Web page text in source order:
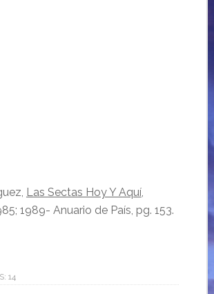
Las Sectas Hoy Y Aquí,
1989- Anuario de País, pg. 153.
14